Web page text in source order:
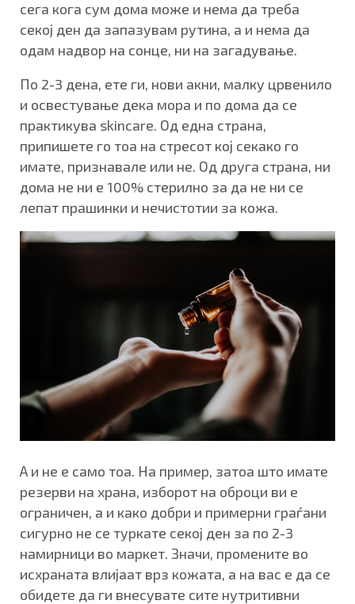
сега кога сум дома може и нема да треба
секој ден да запазувам рутина, а и нема да
одам надвор на сонце, ни на загадување.
По 2-3 дена, ете ги, нови акни, малку црвенило
и освестување дека мора и по дома да се
практикува skincare. Од една страна,
припишете го тоа на стресот кој секако го
имате, признавале или не. Од друга страна, ни
дома не ни е 100% стерилно за да не ни се
лепат прашинки и нечистотии за кожа.
А и не е само тоа. На пример, затоа што имате
резерви на храна, изборот на оброци ви е
ограничен, а и како добри и примерни граѓани
сигурно не се туркате секој ден за по 2-3
намирници во маркет. Значи, промените во
исхраната влијаат врз кожата, а на вас е да се
обидете да ги внесувате сите нутритивни